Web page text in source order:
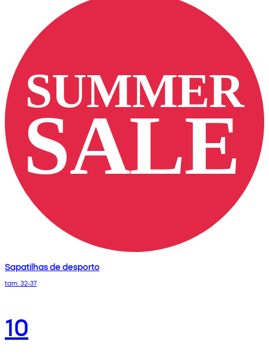
Sapatilhas de desporto
tam. 32-37
10